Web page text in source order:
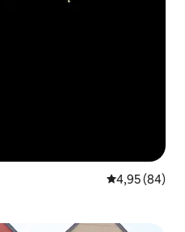
4,95 de uma
4,95 (84)